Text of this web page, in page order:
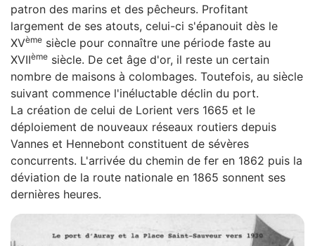
patron des marins et des pêcheurs. Profitant
largement de ses atouts, celui-ci s'épanouit dès le
XVème siècle pour connaître une période faste au
XVIIème siècle. De cet âge d'or, il reste un certain
nombre de maisons à colombages. Toutefois, au siècle
suivant commence l'inéluctable déclin du port.
La création de celui de Lorient vers 1665 et le
déploiement de nouveaux réseaux routiers depuis
Vannes et Hennebont constituent de sévères
concurrents. L'arrivée du chemin de fer en 1862 puis la
déviation de la route nationale en 1865 sonnent ses
dernières heures.